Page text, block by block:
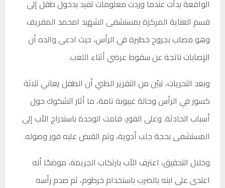
الواقعة بدأت عندما وردت معلومات تفيد بدخول طفل إلى
قسم العناية المركزة بمستشفى الشهيد امحمد المقريف
وهو مصاب بجروح خطيرة في الرأس، حيث ادعى والده أن
الإصابات ناتجة عن سقوط عرضي أثناء اللعب.
وبعد التحريات، تبيّن من التقرير الطبي أن الطفل يعاني ثلاثة
كسور في الرأس وحالة غيبوبة تامة، ما أثار الشكوك حول
أسباب الحادثة. وعلى الفور، قامت الوحدة باستدراج الأب إلى
المستشفى بحجة جلب أدوية، وتم القبض عليه فور وصوله.
وخلال التحقيق، اعترف الأب بارتكاب الجريمة، موضحًا أنه
اعتدى على ابنه بالضرب باستخدام خرطوم، ثم صدم رأسه